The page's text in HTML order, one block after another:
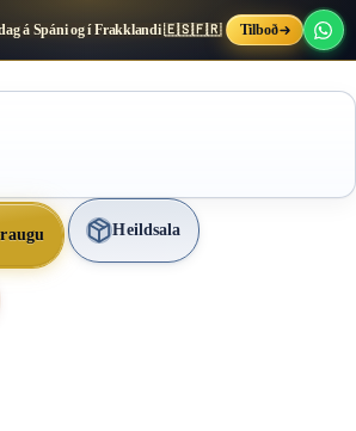
dag á Spáni og í Frakklandi 🇪🇸🇫🇷 Tilboð
Heildsala